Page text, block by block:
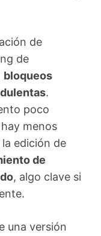
de
de
bloqueos
.
poco
menos
edición de
de
, algo clave si
una versión